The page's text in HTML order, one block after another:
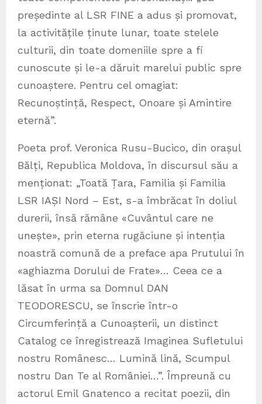
președinte al LSR FINE a adus și promovat,
la activitățile ținute lunar, toate stelele
culturii, din toate domeniile spre a fi
cunoscute și le-a dăruit marelui public spre
cunoaștere. Pentru cel omagiat:
Recunoștință, Respect, Onoare și Amintire
eternă”.
Poeta prof. Veronica Rusu-Bucico, din orașul
Bălți, Republica Moldova, în discursul său a
menționat: „Toată Țara, Familia și Familia
LSR IAȘI Nord – Est, s-a îmbrăcat în doliul
durerii, însă rămâne «Cuvântul care ne
unește», prin eterna rugăciune și intenția
noastră comună de a preface apa Prutului în
«aghiazma Dorului de Frate»… Ceea ce a
lăsat în urma sa Domnul DAN
TEODORESCU, se înscrie într-o
Circumferință a Cunoașterii, un distinct
Catalog ce înregistrează Imaginea Sufletului
nostru Românesc… Lumină lină, Scumpul
nostru Dan Te al României…”. Împreună cu
actorul Emil Gnatenco a recitat poezii, din